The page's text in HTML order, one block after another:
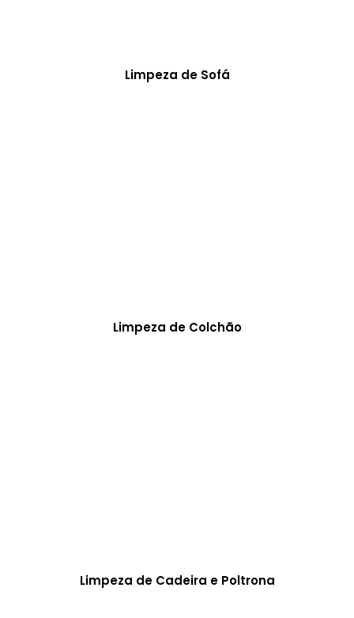
Limpeza de Sofá
Limpeza de Colchão
Limpeza de Cadeira e Poltrona